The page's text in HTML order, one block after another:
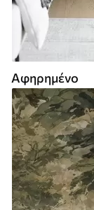
Αφηρημένο